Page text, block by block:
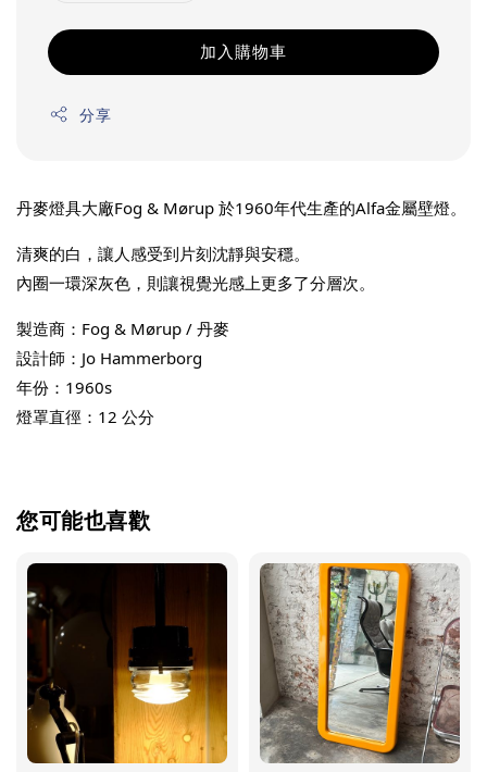
加入購物車
分享
丹麥燈具大廠Fog & Mørup 於1960年代生產的Alfa金屬壁燈。
清爽的白，讓人感受到片刻沈靜與安穩。
內圈一環深灰色，則讓視覺光感上更多了分層次。
製造商：Fog & Mørup / 丹麥
設計師：Jo Hammerborg
年份：1960s
燈罩直徑：12 公分
您可能也喜歡